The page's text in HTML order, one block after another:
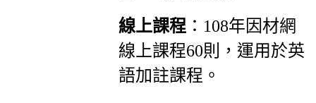
線上課程 ：108年因材網
線上課程60則，運用於英
語加註課程。